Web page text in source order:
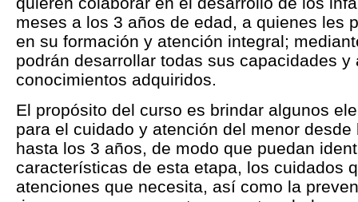
meses a los 3 años de edad, a quienes les
en su formación y atención integral;
podrán desarrollar todas sus capacidades y
conocimientos adquiridos.
El propósito del curso es brindar algunos
para el cuidado y atención del menor desde
hasta los 3 años, de modo que puedan
características de esta etapa, los cuidados
atenciones que necesita, así como la